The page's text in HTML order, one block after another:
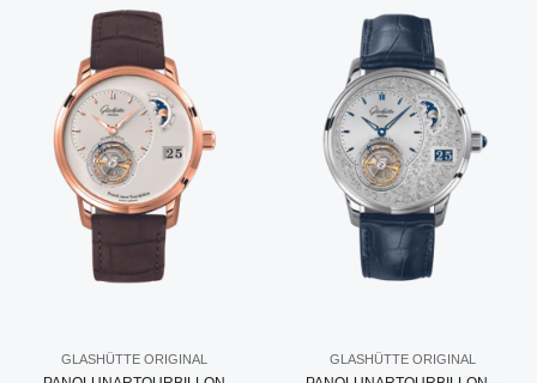
GLASHÜTTE ORIGINAL GLASHÜTTE ORIGINAL